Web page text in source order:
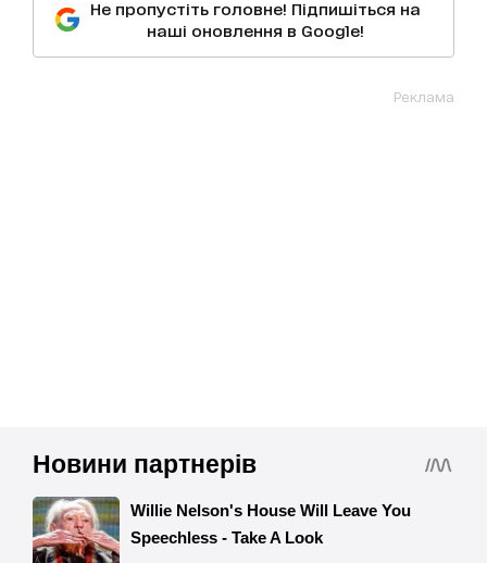
Не пропустіть головне! Підпишіться на
наші оновлення в Google!
Реклама